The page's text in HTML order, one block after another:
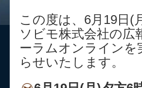
この度は、6月19日(
ソビモ株式会社の広
ーラムオンラインを
らせいたします。